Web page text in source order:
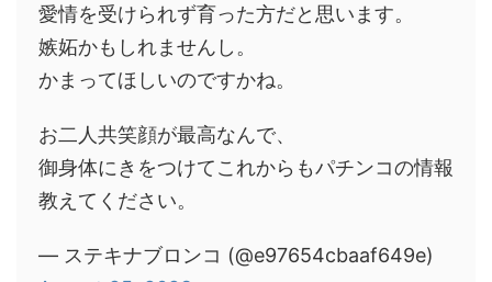
愛情を受けられず育った方だと思います。
嫉妬かもしれませんし。
かまってほしいのですかね。
お二人共笑顔が最高なんで、
御身体にきをつけてこれからもパチンコの情報
教えてください。
— ステキナブロンコ (@e97654cbaaf649e)